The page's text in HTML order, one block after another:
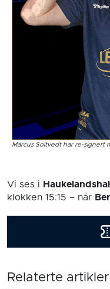
Marcus Soltvedt har re-signert
Vi ses i
klokken 15:15 – når
Relaterte artikler